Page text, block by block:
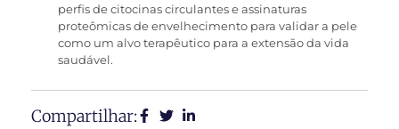
perfis de citocinas circulantes e assinaturas
proteômicas de envelhecimento para validar a pele
como um alvo terapêutico para a extensão da vida
saudável.
Compartilhar: